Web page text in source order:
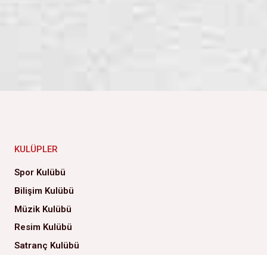
KULÜPLER
Spor Kulübü
Bilişim Kulübü
Müzik Kulübü
Resim Kulübü
Satranç Kulübü